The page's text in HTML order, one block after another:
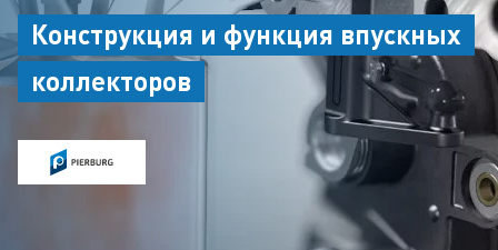
Конструкция и функция впускных
коллекторов